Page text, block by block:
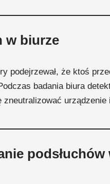
w biurze
podejrzewał, że ktoś
badania biura
zneutralizować
podsłuchów